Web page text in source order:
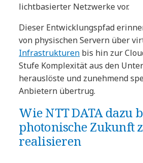
lichtbasierter Netzwerke vor.
Dieser Entwicklungspfad
von physischen Servern über
Infrastrukturen bis hin zur
Stufe Komplexität aus den
herauslöste und zunehmend
Anbietern übertrug.
Wie NTT DATA dazu
photonische Zukunft
realisieren